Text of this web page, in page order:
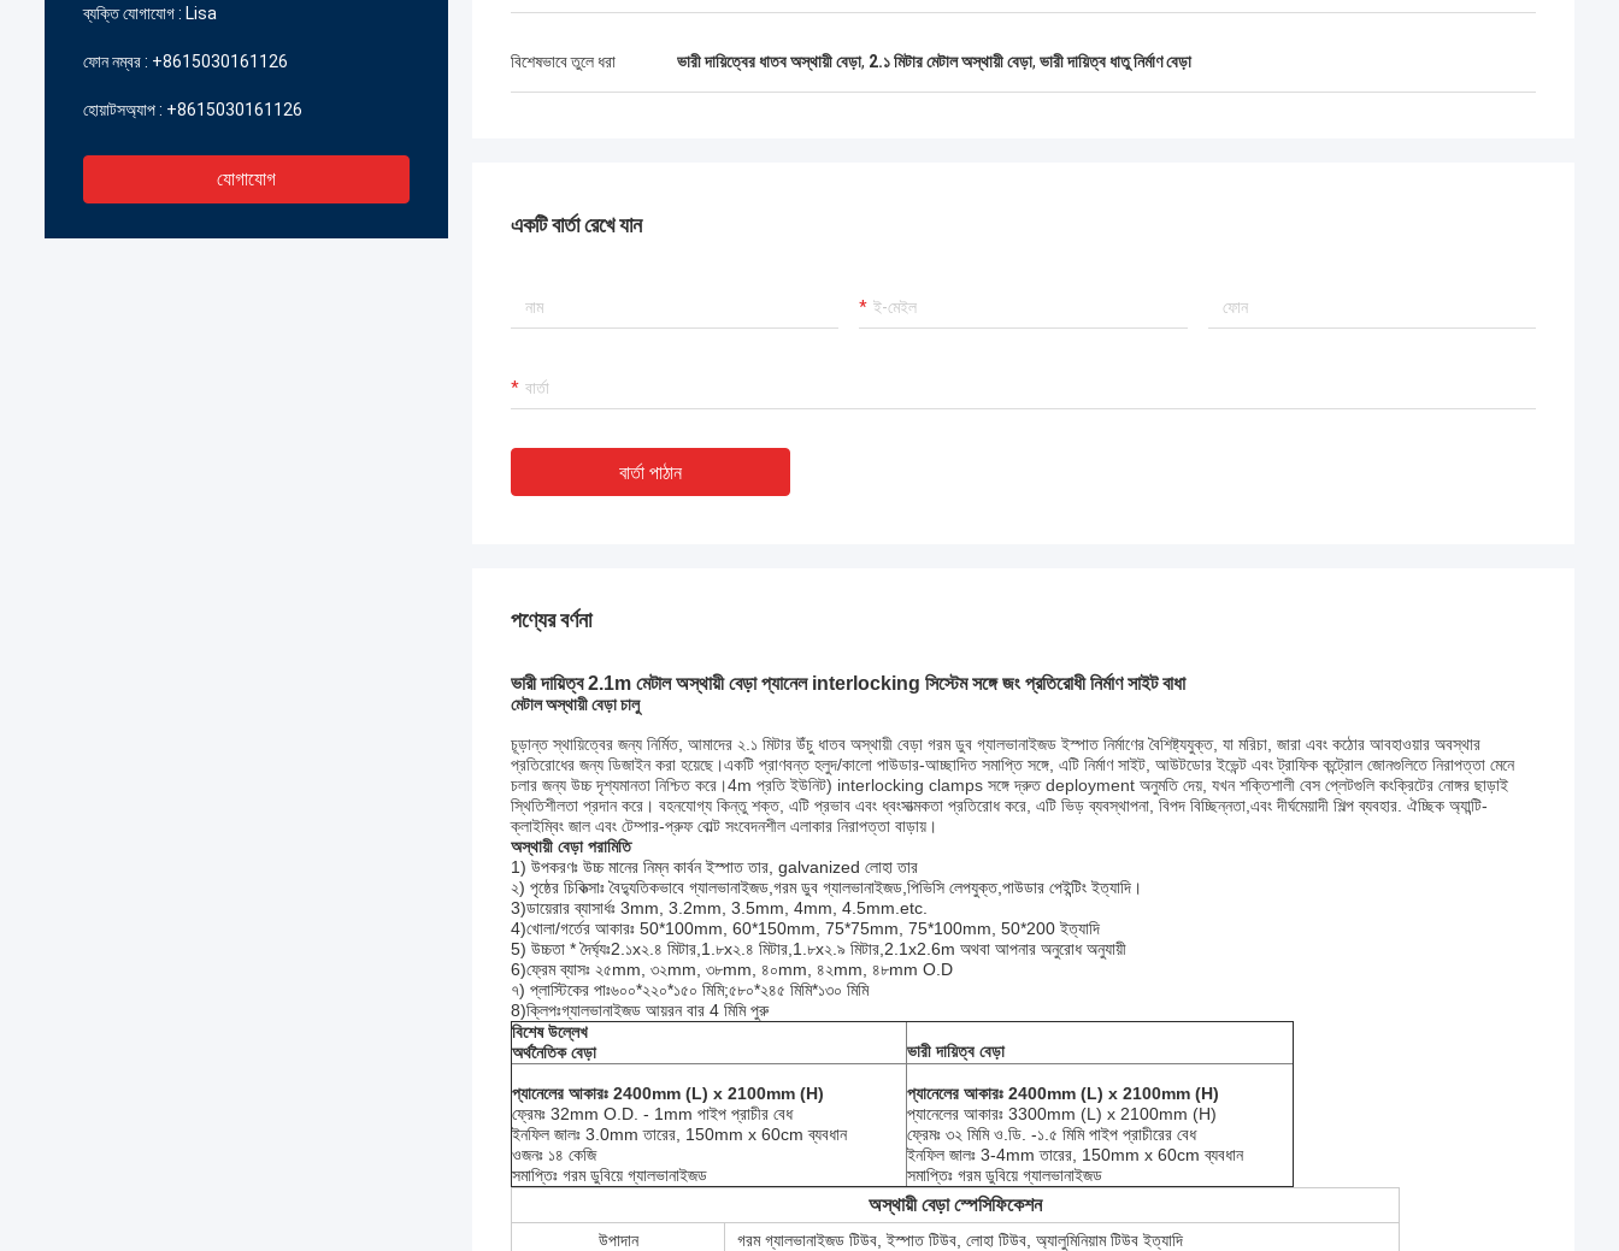
ব্যক্তি যোগাযোগ : Lisa
ফোন নম্বর : +8615030161126
হোয়াটসঅ্যাপ : +8615030161126
যোগাযোগ
বিশেষভাবে তুলে ধরা ভারী দায়িত্বের ধাতব অস্থায়ী বেড়া, 2.১ মিটার মেটাল অস্থায়ী বেড়া, ভারী দায়িত্ব ধাতু নির্মাণ বেড়া
একটি বার্তা রেখে যান
বার্তা পাঠান
পণ্যের বর্ণনা
ভারী দায়িত্ব 2.1m মেটাল অস্থায়ী বেড়া প্যানেল interlocking সিস্টেম সঙ্গে জং প্রতিরোধী নির্মাণ সাইট বাধা
মেটাল অস্থায়ী বেড়া চালু
চূড়ান্ত স্থায়িত্বের জন্য নির্মিত, আমাদের ২.১ মিটার উঁচু ধাতব অস্থায়ী বেড়া গরম ডুব গ্যালভানাইজড ইস্পাত নির্মাণের বৈশিষ্ট্যযুক্ত, যা মরিচা, জারা এবং কঠোর আবহাওয়ার অবস্থার
প্রতিরোধের জন্য ডিজাইন করা হয়েছে।একটি প্রাণবন্ত হলুদ/কালো পাউডার-আচ্ছাদিত সমাপ্তি সঙ্গে, এটি নির্মাণ সাইট, আউটডোর ইভেন্ট এবং ট্রাফিক কন্ট্রোল জোনগুলিতে নিরাপত্তা মেনে
চলার জন্য উচ্চ দৃশ্যমানতা নিশ্চিত করে।4m প্রতি ইউনিট) interlocking clamps সঙ্গে দ্রুত deployment অনুমতি দেয়, যখন শক্তিশালী বেস প্লেটগুলি কংক্রিটের নোঙ্গর ছাড়াই
স্থিতিশীলতা প্রদান করে। বহনযোগ্য কিন্তু শক্ত, এটি প্রভাব এবং ধ্বংসাত্মকতা প্রতিরোধ করে, এটি ভিড় ব্যবস্থাপনা, বিপদ বিচ্ছিন্নতা,এবং দীর্ঘমেয়াদী শিল্প ব্যবহার. ঐচ্ছিক অ্যান্টি-
ক্লাইম্বিং জাল এবং টেম্পার-প্রুফ বোল্ট সংবেদনশীল এলাকার নিরাপত্তা বাড়ায়।
অস্থায়ী বেড়া পরামিতি
1) উপকরণঃ উচ্চ মানের নিম্ন কার্বন ইস্পাত তার, galvanized লোহা তার
২) পৃষ্ঠের চিকিত্সাঃ বৈদ্যুতিকভাবে গ্যালভানাইজড,গরম ডুব গ্যালভানাইজড,পিভিসি লেপযুক্ত,পাউডার পেইন্টিং ইত্যাদি।
3)ডায়েরার ব্যাসার্ধঃ 3mm, 3.2mm, 3.5mm, 4mm, 4.5mm.etc.
4)খোলা/গর্তের আকারঃ 50*100mm, 60*150mm, 75*75mm, 75*100mm, 50*200 ইত্যাদি
5) উচ্চতা * দৈর্ঘ্যঃ2.১x২.৪ মিটার,1.৮x২.৪ মিটার,1.৮x২.৯ মিটার,2.1x2.6m অথবা আপনার অনুরোধ অনুযায়ী
6)ফ্রেম ব্যাসঃ ২৫mm, ৩২mm, ৩৮mm, ৪০mm, ৪২mm, ৪৮mm O.D
৭) প্লাস্টিকের পাঃ৬০০*২২০*১৫০ মিমি;৫৮০*২৪৫ মিমি*১৩০ মিমি
8)ক্লিপঃগ্যালভানাইজড আয়রন বার 4 মিমি পুরু
বিশেষ উল্লেখ
অর্থনৈতিক বেড়া
ভারী দায়িত্ব বেড়া
প্যানেলের আকারঃ 2400mm (L) x 2100mm (H)
ফ্রেমঃ 32mm O.D. - 1mm পাইপ প্রাচীর বেধ
ইনফিল জালঃ 3.0mm তারের, 150mm x 60cm ব্যবধান
ওজনঃ ১৪ কেজি
সমাপ্তিঃ গরম ডুবিয়ে গ্যালভানাইজড
প্যানেলের আকারঃ 2400mm (L) x 2100mm (H)
প্যানেলের আকারঃ 3300mm (L) x 2100mm (H)
ফ্রেমঃ ৩২ মিমি ও.ডি. -১.৫ মিমি পাইপ প্রাচীরের বেধ
ইনফিল জালঃ 3-4mm তারের, 150mm x 60cm ব্যবধান
সমাপ্তিঃ গরম ডুবিয়ে গ্যালভানাইজড
অস্থায়ী বেড়া স্পেসিফিকেশন
উপাদান
গরম গ্যালভানাইজড টিউব, ইস্পাত টিউব, লোহা টিউব, অ্যালুমিনিয়াম টিউব ইত্যাদি